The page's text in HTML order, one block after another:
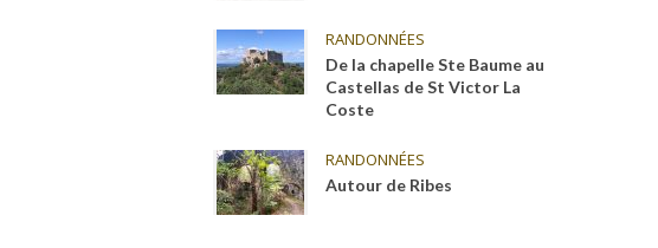
RANDONNÉES
De la chapelle Ste Baume au
Castellas de St Victor La
Coste
RANDONNÉES
Autour de Ribes